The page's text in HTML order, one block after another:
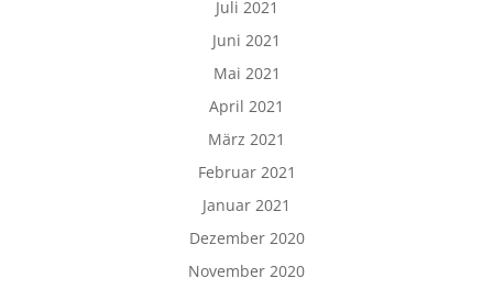
Juli 2021
Juni 2021
Mai 2021
April 2021
März 2021
Februar 2021
Januar 2021
Dezember 2020
November 2020